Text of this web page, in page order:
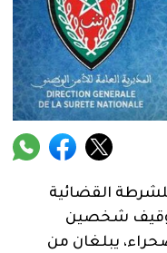
القضائية
توقيف شخصين
يبلغان من